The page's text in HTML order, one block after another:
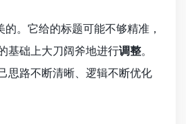
。它给的标题可能不够精准，
基础上大刀阔斧地进行调整。
思路不断清晰、逻辑不断优化